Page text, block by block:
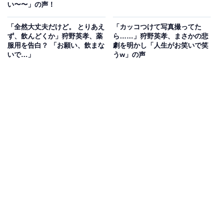
い〜〜」の声！
「全然大丈夫だけど。 とりあえ
ず、飲んどくか」狩野英孝、薬
服用を告白？ 「お願い、飲まな
いで…」
「カッコつけて写真撮ってた
ら……」狩野英孝、まさかの悲
劇を明かし「人生がお笑いで笑
うw」の声